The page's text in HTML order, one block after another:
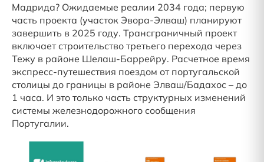
Мадрида? Ожидаемые реалии 2034 года; первую
часть проекта (участок Эвора-Элваш) планируют
завершить в 2025 году. Трансграничный проект
включает строительство третьего перехода через
Тежу в районе Шелаш-Баррейру. Расчетное время
экспресс-путешествия поездом от португальской
столицы до границы в районе Элваш/Бадахос – до
1 часа. И это только часть структурных изменений
системы железнодорожного сообщения
Португалии.